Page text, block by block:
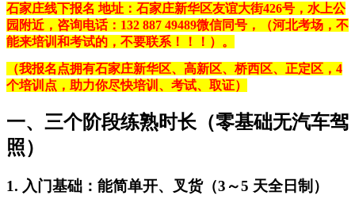
石家庄线下报名 地址：石家庄新华区友谊大街426号，水上公
园附近，咨询电话：132 887 49489微信同号，（河北考场，不
能来培训和考试的，不要联系！！！）。
（我报名点拥有石家庄新华区、高新区、桥西区、正定区，4
个培训点，助力你尽快培训、考试、取证）
一、三个阶段练熟时长（零基础无汽车驾
照）
1. 入门基础：能简单开、叉货（3～5 天全日制）